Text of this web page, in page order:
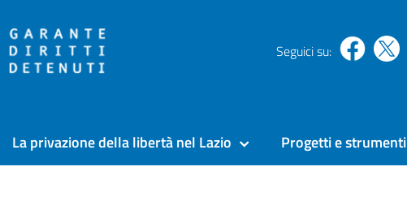
Seguici su:
La privazione della libertà nel Lazio Progetti e strumenti